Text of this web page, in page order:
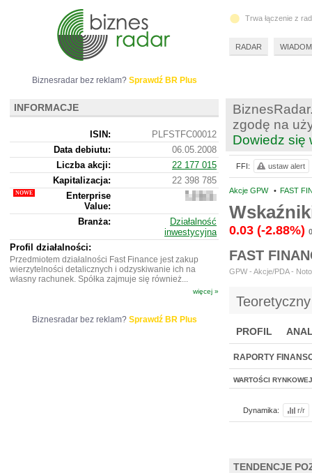
zgodę na
Dowiedz się
Akcje GPW • FAST
0.03 (-2.88%)
FAST
GPW - Akcje/PDA -
PROFIL
BR LAB
RAPORTY
WARTOŚCI RYNKOWEJ
Dynamika: r/r
TENDENCJE
FFI: ustaw alert
Biznesradar bez reklam? Sprawdź BR Plus
INFORMACJE
ISIN:
PLFSTFC00012
Data debiutu:
06.05.2008
Liczba akcji:
22 177 015
Kapitalizacja:
22 398 785
Enterprise
Value:
22
785
Branża:
Działalność
inwestycyjna
Profil działalności:
Przedmiotem działalności Fast Finance jest zakup
wierzytelności detalicznych i odzyskiwanie ich na
własny rachunek. Spółka zajmuje się również...
więcej »
Biznesradar bez reklam? Sprawdź BR Plus
Trwa łączenie z
RADAR